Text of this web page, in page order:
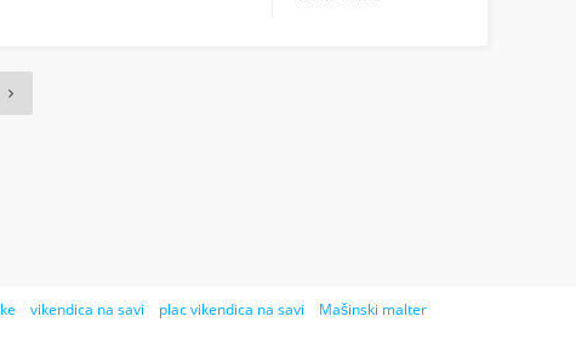
vikendica na savi plac vikendica na savi
Mašinski malter